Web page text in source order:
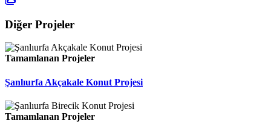
Diğer Projeler
Tamamlanan Projeler
Şanlıurfa Akçakale Konut Projesi
Tamamlanan Projeler